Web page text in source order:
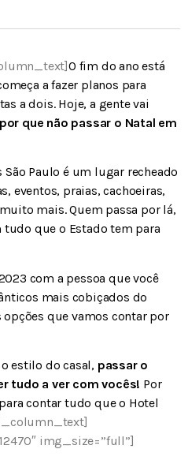
O fim do ano está
a fazer planos para
a dois. Hoje, a gente vai
por que não passar o Natal em
Paulo é um lugar recheado
eventos, praias, cachoeiras,
mais. Quem passa por lá,
que o Estado tem para
com a pessoa que você
mais cobiçados do
opções que vamos contar por
estilo do casal, passar o
tudo a ver com vocês! Por
contar tudo que o Hotel
img_size=”full”]